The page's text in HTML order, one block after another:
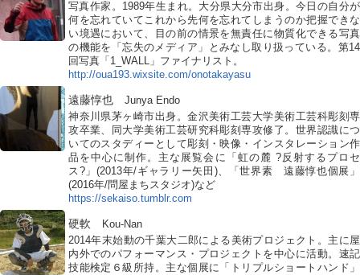
写真作家。1989年生まれ。大分県大分市出身。今日の自分が
何を忘れていてこれから先何を忘れてしまうのか把握できな
い境遇において、目の前の情景を無責任に物質化できる写真
の機能を「忘失のメディア」とみなし取り扱っている。第14
回写真「1_WALL」ファイナリスト。
http://oua193.wixsite.com/onotakayasu
遠藤惇也Junya Endo
神奈川県茅ヶ崎市出身。金沢美術工芸大学美術工芸科彫刻専
攻卒業、同大学美術工芸研究科彫刻専攻修了。世界認識につ
いてのスタディーとして彫刻・映像・インスタレーション作
品を中心に制作。主な展覧会に「虹の麓 ?反射するプロセ
ス?」(2013年/ギャラリー矢田)、「世界素 遠藤惇也個展」
(2016年/問屋まちスタジオ)など
https://sekaiso.tumblr.com
硬軟
Kou-Nan
2014年末始動の千葉大二郎による美術プロジェクト。主に屋
内外でのパフォーマンス・プロジェクトを中心に活動。速記
技能検定６級所持。主な個展に「トリプルショートハンド」